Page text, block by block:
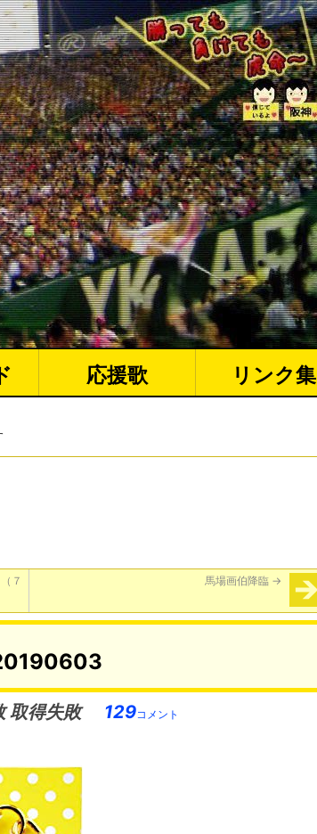
応援歌 リンク集
７
馬場画伯降臨 →
取得失敗 129コメント